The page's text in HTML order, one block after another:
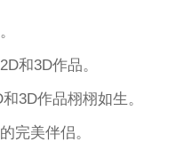
和3D作品。
作品栩栩如生。
美伴侣。